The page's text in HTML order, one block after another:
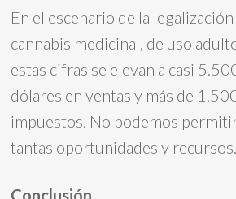
En el escenario de la
cannabis medicinal, de uso
estas cifras se elevan a casi
dólares en ventas y más de
impuestos. No podemos
tantas oportunidades y recursos.
Conclusión